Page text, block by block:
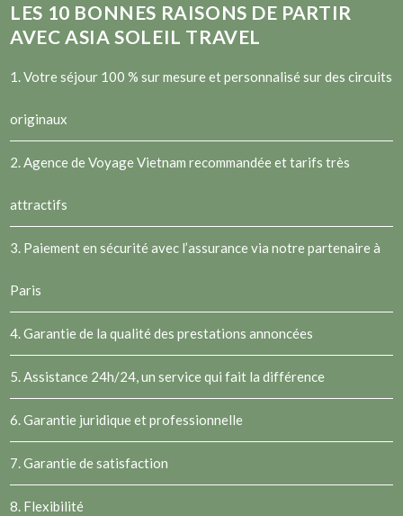
LES 10 BONNES RAISONS DE PARTIR
AVEC ASIA SOLEIL TRAVEL
1. Votre séjour 100 % sur mesure et personnalisé sur des circuits
originaux
2.Agence de Voyage Vietnam recommandée et tarifs très
attractifs
3. Paiement en sécurité avec l’assurance via notre partenaire à
Paris
4. Garantie de la qualité des prestations annoncées
5. Assistance 24h/24, un service qui fait la différence
6. Garantie juridique et professionnelle
7. Garantie de satisfaction
8. Flexibilité